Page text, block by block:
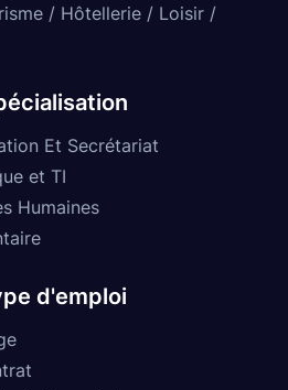
/ Hôtellerie / Loisir /
Et Secrétariat
et TI
Humaines
d'emploi